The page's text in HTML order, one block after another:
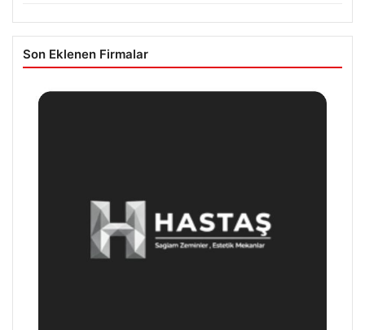
Son Eklenen Firmalar